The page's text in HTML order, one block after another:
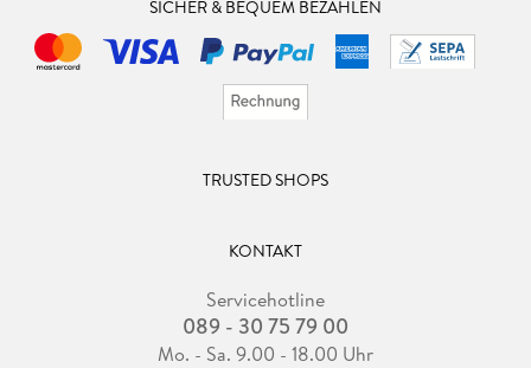
SICHER & BEQUEM BEZAHLEN
TRUSTED SHOPS
KONTAKT
Servicehotline
089 - 30 75 79 00
Mo. - Sa. 9.00 - 18.00 Uhr